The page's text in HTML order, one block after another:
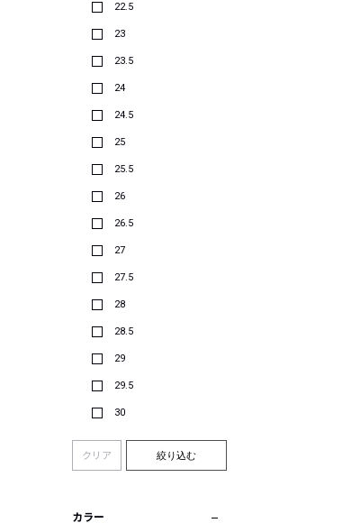
22.5
23
23.5
24
24.5
25
25.5
26
26.5
27
27.5
28
28.5
29
29.5
30
クリア 絞り込む
カラー